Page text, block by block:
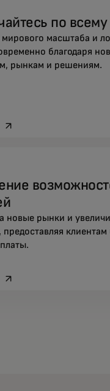
по
мирового масштаба и
благодаря
рынкам и решениям.
in a new tab
новые рынки и
in a new tab